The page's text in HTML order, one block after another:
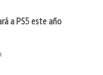
a PS5 este año